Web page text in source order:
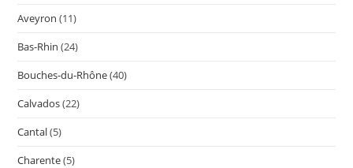
Aveyron (11)
Bas-Rhin (24)
Bouches-du-Rhône(40)
Calvados(22)
Cantal(5)
Charente(5)